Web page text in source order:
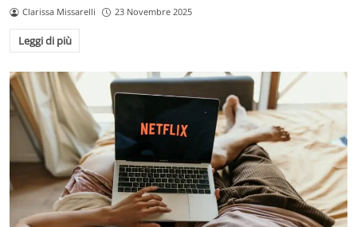
Clarissa Missarelli 23 Novembre 2025
Leggi di più